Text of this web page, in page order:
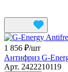
1 856 ₽/шт
Антифриз G-
Арт. 2422210119